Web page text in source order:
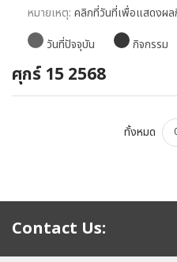
หมายเหตุ: คลิกที่วันที่เพื่อแสดงผล
วันที่ปัจจุบัน
กิจกรรม
ศุกร์ 15 2568
ทั้งหมด
Contact Us: